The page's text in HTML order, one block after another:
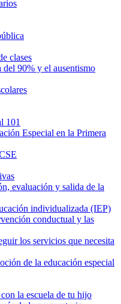
clases
del 90% y el ausentismo
101
Especial en la Primera
evaluación y salida de la
individualizada (IEP)
conductual y las
los servicios que necesita
de la educación especial
la escuela de tu hijo